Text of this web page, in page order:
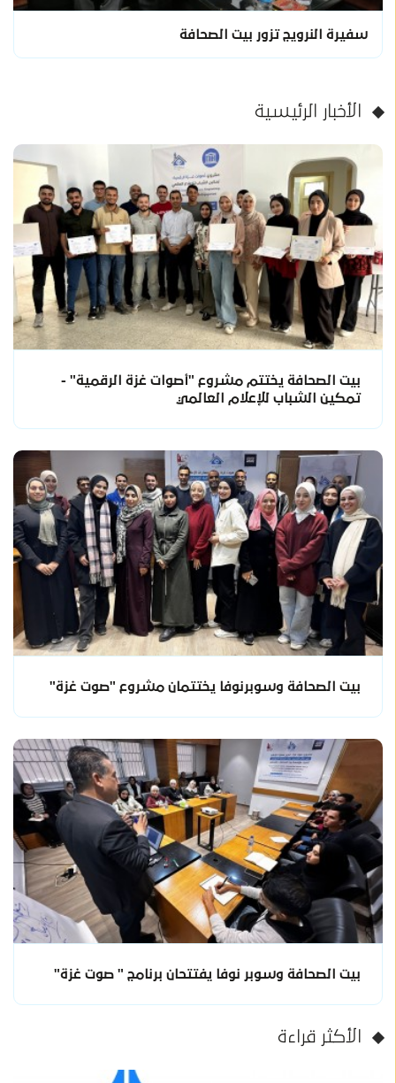
سفيرة النرويج تزور بيت الصحافة
الأخبار الرئيسية
بيت الصحافة يختتم مشروع "أصوات غزة الرقمية" -
تمكين الشباب للإعلام العالمي
بيت الصحافة وسوبرنوفا يختتمان مشروع "صوت غزة"
بيت الصحافة وسوبر نوفا يفتتحان برنامج " صوت غزة"
الأكثر قراءة